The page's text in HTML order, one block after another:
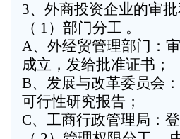
3、外商投资企业的审批
（ 1）部门分工 。
A、外经贸管理部门：
成立，发给批准证书；
B、发展与改革委员会
可行性研究报告；
C、工商行政管理局：登